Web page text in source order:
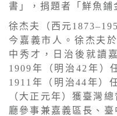
書」，捐題者「鮮魚鋪
徐杰夫（西元
今嘉義市人。徐杰夫
中秀才，日治後就讀
1909年（明治42年）
1911年（明治44年）
（大正元年）獲臺灣
廳參事兼嘉義區長、